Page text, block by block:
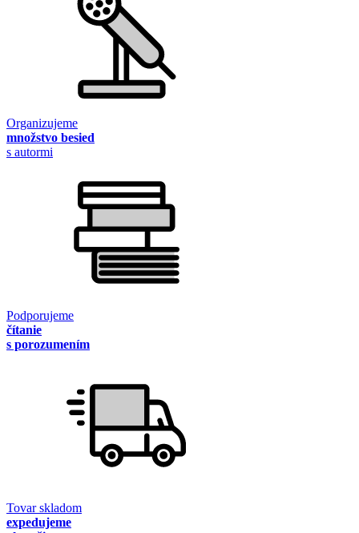
Organizujeme
množstvo besied
s autormi
Podporujeme
čítanie
s porozumením
Tovar skladom
expedujeme